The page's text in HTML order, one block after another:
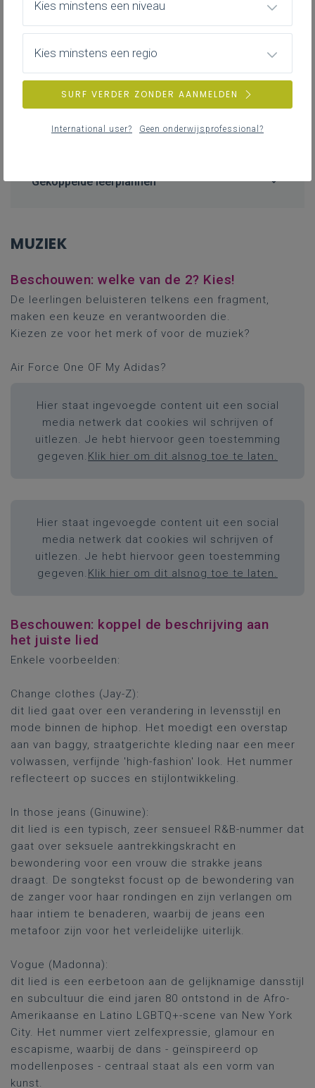
muziek? Tussen mode en ballet? Tussen
mode en beeldende kunst?
Je komt het allemaal te weten in deze les.
Neem je winkelmand en shop de perfecte
les bij elkaar. Zorg je ervoor dat de
leerlingen beschouwen, creëren én
reflecteren?
Gekoppelde leerplannen
MUZIEK
Beschouwen: welke van de 2? Kies!
De leerlingen beluisteren telkens een fragment,
maken een keuze en verantwoorden die.
Kiezen ze voor het merk of voor de muziek?
Air Force One OF My Adidas?
Hier staat ingevoegde content uit een social
media netwerk dat cookies wil schrijven of
uitlezen. Je hebt hiervoor geen toestemming
gegeven. Klik hier om dit alsnog toe te laten.
Hier staat ingevoegde content uit een social
media netwerk dat cookies wil schrijven of
uitlezen. Je hebt hiervoor geen toestemming
gegeven. Klik hier om dit alsnog toe te laten.
Beschouwen: koppel de beschrijving aan
het juiste lied
Enkele voorbeelden:
Change clothes (Jay-Z):
dit lied gaat over een verandering in levensstijl en
mode binnen de hiphop. Het moedigt een overstap
aan van baggy, straatgerichte kleding naar een meer
volwassen, verfijnde 'high-fashion' look. Het nummer
reflecteert op succes en stijlontwikkeling.
In those jeans (Ginuwine):
dit lied is een typisch, zeer sensueel R&B-nummer dat
gaat over seksuele aantrekkingskracht en
bewondering voor een vrouw die strakke jeans
draagt. De songtekst focust op de bewondering van
de zanger voor haar rondingen en zijn verlangen om
haar intiem te benaderen, waarbij de jeans een
metafoor zijn voor het verleidelijke uiterlijk.
Vogue (Madonna):
dit lied is een eerbetoon aan de gelijknamige dansstijl
en subcultuur die eind jaren 80 ontstond in de Afro-
Amerikaanse en Latino LGBTQ+-scene van New York
City. Het nummer viert zelfexpressie, glamour en
escapisme, waarbij de dans - geïnspireerd op
modellenposes - centraal staat als een vorm van
kunst.
Kies minstens een niveau
Kies minstens een regio
SURF VERDER ZONDER AANMELDEN
International user? Geen onderwijsprofessional?